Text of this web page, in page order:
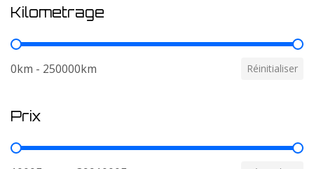
Kilometrage
Kilometrage
0km - 250000km Réinitialiser
Prix
Prix